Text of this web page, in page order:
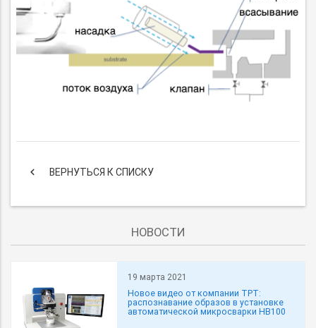
keyboard_arrow_left ВЕРНУТЬСЯ К СПИСКУ
НОВОСТИ
19 марта 2021
Новое видео от компании TPT:
распознавание образов в установке
автоматической микросварки HB100